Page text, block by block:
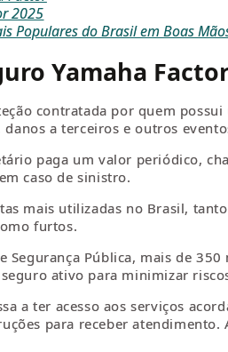
2025
Populares do Brasil em Boas
Yamaha
contratada por quem
a terceiros e outros
paga um valor periódico,
caso de sinistro.
mais utilizadas no Brasil,
furtos.
Segurança Pública, mais de
ativo para minimizar
a ter acesso aos serviços
para receber